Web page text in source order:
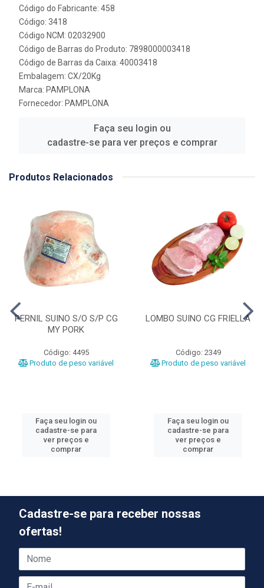
Código do Fabricante: 458
Código: 3418
Código NCM: 02032900
Código de Barras do Produto: 7898000003418
Código de Barras da Caixa: 40003418
Embalagem: CX/20Kg
Marca: PAMPLONA
Fornecedor: PAMPLONA
Faça seu login ou
cadastre-se para ver preços e comprar
Produtos Relacionados
PERNIL SUINO S/O S/P CG
MY PORK
Código: 4495
Produto de peso variável
Faça seu login ou
cadastre-se para
ver preços e
comprar
LOMBO SUINO CG FRIELLA
Código: 2349
Produto de peso variável
Faça seu login ou
cadastre-se para
ver preços e
comprar
Cadastre-se para receber nossas
ofertas!